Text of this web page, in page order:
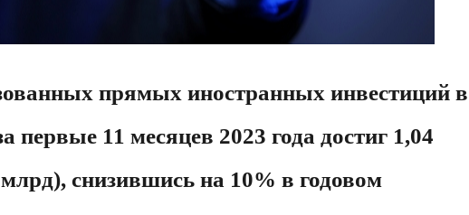
прямых иностранных инвестиций в
первые 11 месяцев 2023 года достиг 1,04
снизившись на 10% в годовом